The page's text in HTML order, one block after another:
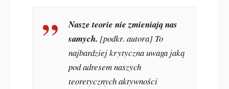
Nasze teorie nie zmieniają nas
samych. [podkr. autora] To
najbardziej krytyczna uwaga jaką
pod adresem naszych
teoretycznych aktywności